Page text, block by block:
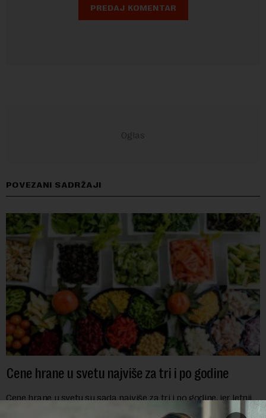
POVEZANI SADRŽAJI
Cene hrane u svetu najviše za tri i po godine
Cene hrane u svetu su sada najviše za tri i po godine, jer letnji
toplotni talasi i ratovi u Ukrajini i na Bliskom istoku povećavaju